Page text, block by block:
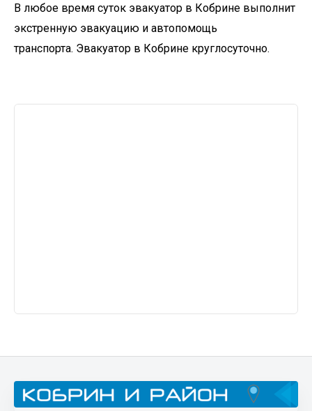
В любое время суток эвакуатор в Кобрине выполнит
экстренную эвакуацию и автопомощь
транспорта. Эвакуатор в Кобрине круглосуточно.